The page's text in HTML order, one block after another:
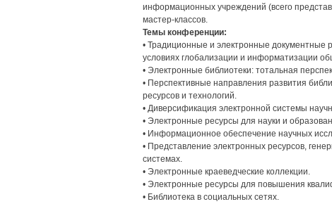
информационных учреждений (всего
мастер-классов.
Темы конференции:
• Традиционные и электронные
условиях глобализации и информатизации
• Электронные библиотеки: тотальная
• Перспективные направления развития
ресурсов и технологий.
• Диверсификация электронной системы
• Электронные ресурсы для науки и
• Информационное обеспечение научных
• Представление электронных ресурсов,
системах.
• Электронные краеведческие коллекции.
• Электронные ресурсы для повышения
• Библиотека в социальных сетях.